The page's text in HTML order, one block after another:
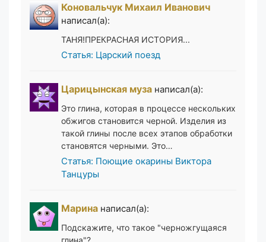
Коновальчук Михаил Иванович
написал(а):
ТАНЯ!ПРЕКРАСНАЯ ИСТОРИЯ...
Статья: Царский поезд
Царицынская муза написал(а):
Это глина, которая в процессе нескольких
обжигов становится черной. Изделия из
такой глины после всех этапов обработки
становятся черными. Это…
Статья: Поющие окарины Виктора
Танцуры
Марина написал(а):
Подскажите, что такое "черножгущаяся
глина"?